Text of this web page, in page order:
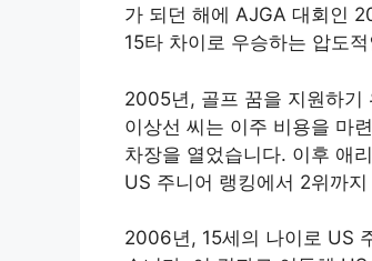
가 되던 해에 AJGA 대회인
15타 차이로 우승하는 압도
2005년, 골프 꿈을 지원하기
이상선 씨는 이주 비용을 마
차장을 열었습니다. 이후 애
US 주니어 랭킹에서 2위까
2006년, 15세의 나이로 US